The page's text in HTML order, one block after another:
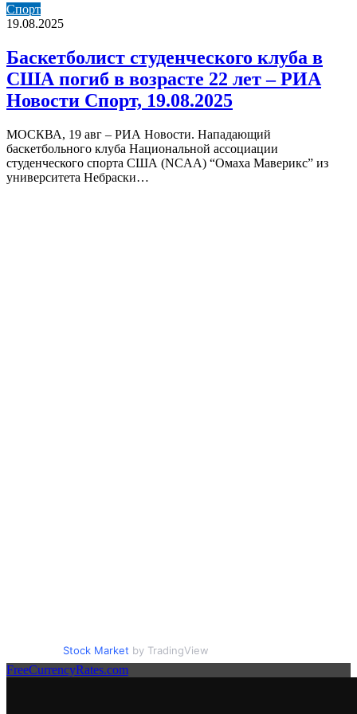
Баскетболист
студенческого
в
США
погиб
в
возрасте
лет
–
РИА
Новости
Спорт
19.08.2025
Баскетболист студенческого клуба в
США погиб в возрасте 22 лет – РИА
Новости Спорт, 19.08.2025
МОСКВА, 19 авг – РИА Новости. Нападающий
баскетбольного клуба Национальной ассоциации
студенческого спорта США (NCAA) “Омаха Маверикс” из
университета Небраски…
Stock Market by TradingView
FreeCurrencyRates.com